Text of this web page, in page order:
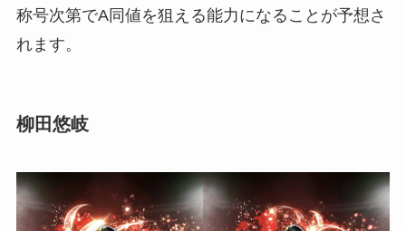
称号次第でA同値を狙える能力になることが予想さ
れます。
柳田悠岐